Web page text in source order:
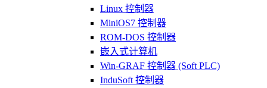
Linux 控制器
MiniOS7 控制器
ROM-DOS 控制器
嵌入式计算机
Win-GRAF 控制器 (Soft PLC)
InduSoft 控制器